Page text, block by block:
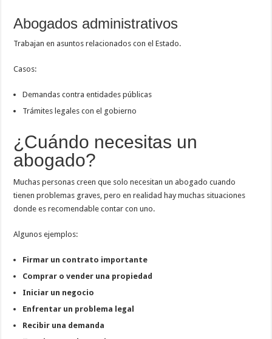
Abogados administrativos
Trabajan en asuntos relacionados con el Estado.
Casos:
Demandas contra entidades públicas
Trámites legales con el gobierno
¿Cuándo necesitas un
abogado?
Muchas personas creen que solo necesitan un abogado cuando
tienen problemas graves, pero en realidad hay muchas situaciones
donde es recomendable contar con uno.
Algunos ejemplos:
Firmar un contrato importante
Comprar o vender una propiedad
Iniciar un negocio
Enfrentar un problema legal
Recibir una demanda